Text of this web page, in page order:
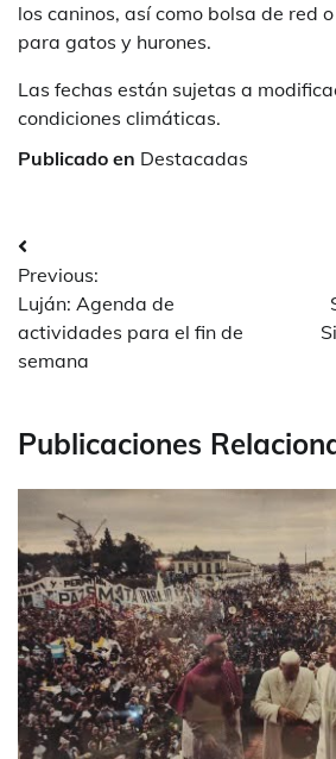
los caninos, así como bolsa de red
para gatos y hurones.
Las fechas están sujetas a
condiciones climáticas.
Publicado en Destacadas
Navegación
de
entradas
Previous:
Luján: Agenda de
actividades para el fin de
semana
Publicaciones